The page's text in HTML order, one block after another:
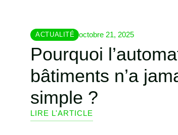
ACTUALITÉ octobre 21, 2025
Pourquoi
bâtiments n’a
simple ?
LIRE L'ARTICLE